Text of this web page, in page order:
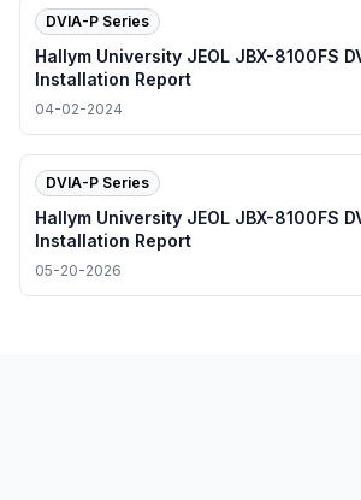
DVIA-P Series
Hallym University JEOL JBX-8100FS
Installation Report
04-02-2024
DVIA-P Series
Hallym University JEOL JBX-8100FS
Installation Report
05-20-2026